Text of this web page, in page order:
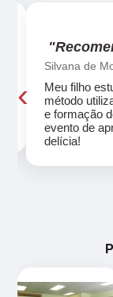
Silvana de
Meu filho
método
e formação
evento de
delícia!
‹